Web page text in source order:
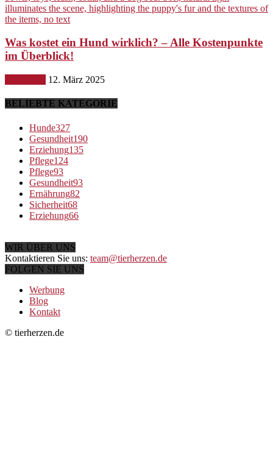
Was kostet ein Hund wirklich? – Alle Kostenpunkte
im Überblick!
12. März 2025
BELIEBTE KATEGORIE
Hunde327
Gesundheit190
Erziehung135
Pflege124
Pflege93
Gesundheit93
Ernährung82
Sicherheit68
Erziehung66
WIR ÜBER UNS
Kontaktieren Sie uns: team@tierherzen.de
FOLGEN SIE UNS
Werbung
Blog
Kontakt
© tierherzen.de